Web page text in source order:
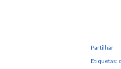
Partilhar
Etiquetas: